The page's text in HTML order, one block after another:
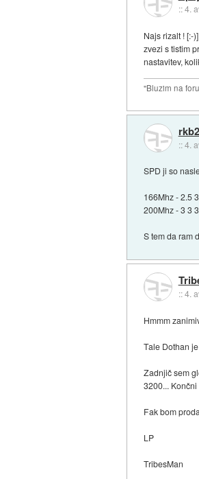
::4.
Najs rizalt ! [:-
zvezi s tistim
nastavitev,
"Bluzim na
rkb2
::4.
SPD ji so
166Mhz - 2.5
200Mhz - 3 3
S tem da ram
::4.
Hmmm
Tale Dothan
Zadnjič sem
3200...
Fak bom
LP
TribesMan